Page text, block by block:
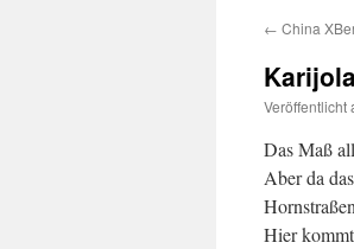
← China
Veröffentlicht
Das Maß
Aber da
Hier